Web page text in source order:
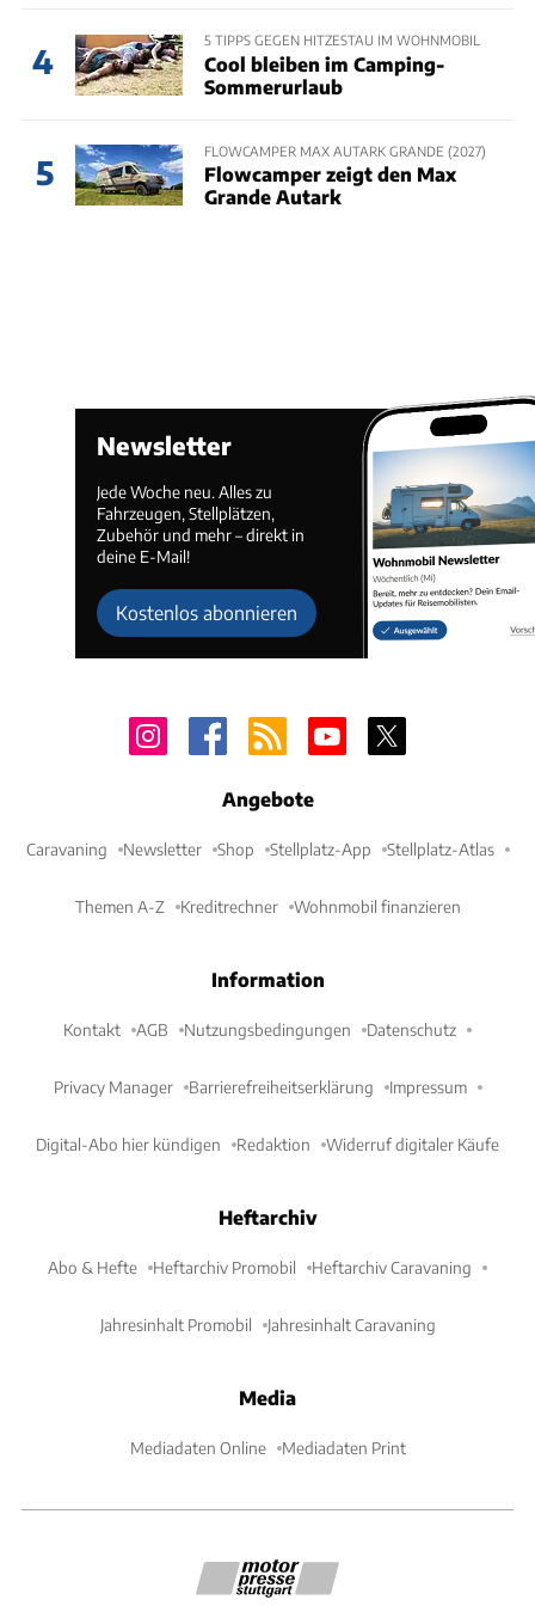
4
5 TIPPS GEGEN HITZESTAU IM WOHNMOBIL
Cool bleiben im Camping-
Sommerurlaub
5
FLOWCAMPER MAX AUTARK GRANDE (2027)
Flowcamper zeigt den Max
Grande Autark
Newsletter
Jede Woche neu. Alles zu
Fahrzeugen, Stellplätzen,
Zubehör und mehr – direkt in
deine E-Mail!
Kostenlos abonnieren
Angebote
Caravaning Newsletter Shop Stellplatz-App Stellplatz-Atlas
Themen A-Z Kreditrechner Wohnmobil finanzieren
Information
Kontakt AGB Nutzungsbedingungen Datenschutz
Privacy Manager Barrierefreiheitserklärung Impressum
Digital-Abo hier kündigen Redaktion Widerruf digitaler Käufe
Heftarchiv
Abo & Hefte Heftarchiv Promobil Heftarchiv Caravaning
Jahresinhalt Promobil Jahresinhalt Caravaning
Media
Mediadaten Online Mediadaten Print